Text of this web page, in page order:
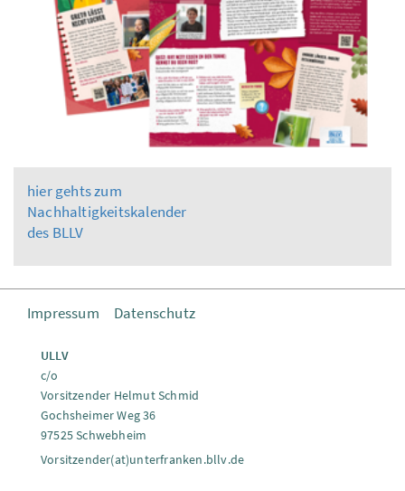
hier gehts zum
Nachhaltigkeitskalender
des BLLV
Impressum Datenschutz
ULLV
c/o
Vorsitzender Helmut Schmid
Gochsheimer Weg 36
97525 Schwebheim
Vorsitzender(at)unterfranken.bllv.de